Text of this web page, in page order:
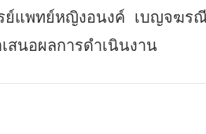
ย์แพทย์หญิงอนงค์ เบญจฆร
สนอผลการดำเนินงาน